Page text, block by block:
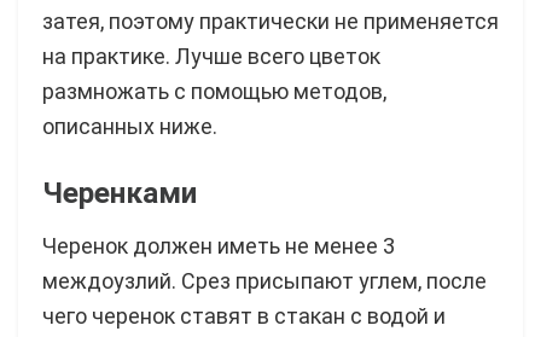
затея, поэтому практически не применяется
на практике. Лучше всего цветок
размножать с помощью методов,
описанных ниже.
Черенками
Черенок должен иметь не менее 3
междоузлий. Срез присыпают углем, после
чего черенок ставят в стакан с водой и